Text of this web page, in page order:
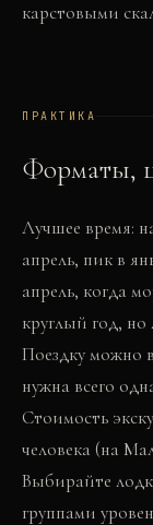
карстовыми
ПРАКТИКА
Форматы,
Лучшее время:
апрель, пик в
апрель, когда
круглый год, но
Поездку можно
нужна всего
Стоимость
человека (на
Выбирайте
группами